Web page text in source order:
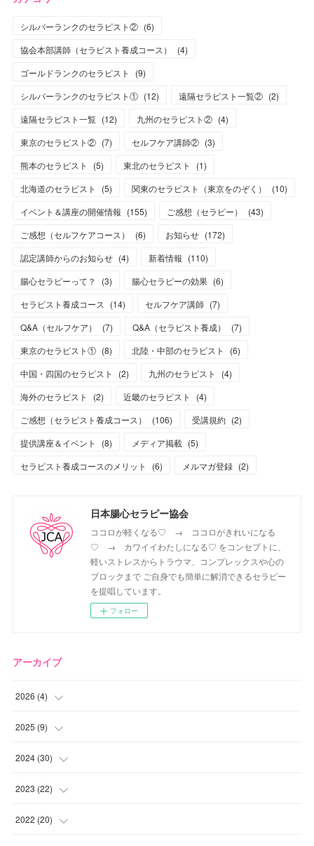
シルバーランクのセラピスト② (6)
協会本部講師（セラピスト養成コース）
(4)
ゴールドランクのセラピスト
(9)
シルバーランクのセラピスト① (12) 遠隔セラピスト一覧② (2)
遠隔セラピスト一覧 (12) 九州のセラピスト② (4)
東京のセラピスト② (7) セルフケア講師② (3)
熊本のセラピスト
(5) 東北のセラピスト (1)
北海道のセラピスト
(5) 関東のセラピスト（東京をのぞく） (10)
イベント＆講座の開催情報 (155) ご感想（セラピー） (43)
ご感想（セルフケアコース）
(6) お知らせ (172)
認定講師からのお知らせ (4) 新着情報 (110)
腸心セラピーって？
(3) 腸心セラピーの効果 (6)
セラピスト養成コース
(14) セルフケア講師 (7)
Q&A（セルフケア）
(7) Q&A（セラピスト養成） (7)
東京のセラピスト① (8) 北陸・中部のセラピスト (6)
中国・四国のセラピスト
(2) 九州のセラピスト (4)
海外のセラピスト
(2) 近畿のセラピスト (4)
ご感想（セラピスト養成コース）
(106) 受講規約 (2)
提供講座＆イベント
(8) メディア掲載 (5)
セラピスト養成コースのメリット
(6) メルマガ登録 (2)
日本腸心セラピー協会
ココロが軽くなる♡ → ココロがきれいになる
♡ → カワイイわたしになる♡ をコンセプトに、
軽いストレスからトラウマ、コンプレックスや心の
ブロックまで ご自身でも簡単に解消できるセラピー
を提唱しています。
フォロー
アーカイブ
2026 (4)
( )
(1
(1
2025 (9)
(2
(2
(1
2024 (30)
(4
(1
2023 (22)
(1
2022 (20)